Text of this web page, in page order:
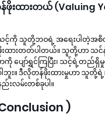
းထားတယ် (Valuing
င့်ကို သူတို့ဘဝရဲ့ အရေးပါတဲ့အ
ဖိုးထားတတ်ပါတယ်။ သူတို့ဟာ သ
ကို ပျော်ရွှင်ကြပြီး၊ သင့်ရဲ့တည်
ဘူး။ ဒီလိုတန်ဖိုးထားမှုဟာ သူတို့
လမ်းတစ်ခုပါ။
)